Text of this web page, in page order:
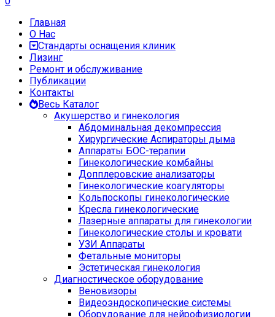
Главная
О Нас
Стандарты оснащения клиник
Лизинг
Ремонт и обслуживание
Публикации
Контакты
Весь Каталог
Акушерство и гинекология
Абдоминальная декомпрессия
Хирургические Аспираторы дыма
Аппараты БОС-терапии
Гинекологические комбайны
Допплеровские анализаторы
Гинекологические коагуляторы
Кольпоскопы гинекологические
Кресла гинекологические
Лазерные аппараты для гинекологии
Гинекологические столы и кровати
УЗИ Аппараты
Фетальные мониторы
Эстетическая гинекология
Диагностическое оборудование
Веновизоры
Видеоэндоскопические системы
Оборудование для нейрофизиологии